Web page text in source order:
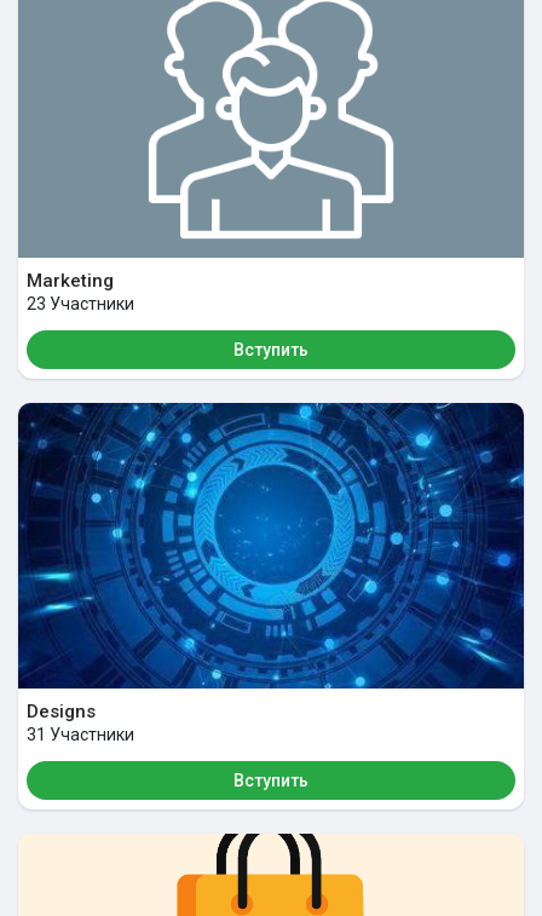
Найти Страницы
Понравились страницы
Популярные записи
Найти сообщения
Funding
Offers
Jobs
Courses
Marketing
23 Участники
Вступить
Designs
31 Участники
Вступить